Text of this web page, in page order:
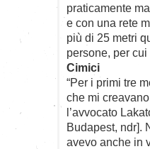
praticamente
e con una rete
più di 25 metri
persone, per
Cimici
“Per i primi tre
che mi
l’avvocato
Budapest, ndr].
avevo anche in